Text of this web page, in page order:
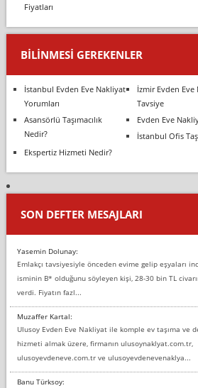
Fiyatları
BILINMESI GEREKENLER
İstanbul Evden Eve Nakliyat
Yorumları
İzmir Evden Eve
Tavsiye
Asansörlü Taşımacılık
Nedir?
Evden Eve
İstanbul Ofis
Ekspertiz Hizmeti Nedir?
SON DEFTER MESAJLARI
Yasemin Dolunay:
Emlakçı tavsiyesiyle önceden evime gelip eşyaları
isminin B* olduğunu söyleyen kişi, 28-30 bin TL
verdi. Fiyatın fazl...
Muzaffer Kartal:
Ulusoy Evden Eve Nakliyat ile komple ev taşıma ve
hizmeti almak üzere, firmanın ulusoynaklyat.com.tr,
ulusoyevdeneve.com.tr ve ulusoyevdenevenaklya...
Banu Türksoy: